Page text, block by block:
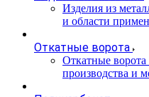
Изделия из
и области
Откатные ворота
Откатные
производства и